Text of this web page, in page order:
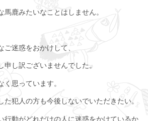
馬鹿みたいなことはしません。
ご迷惑をおかけして、
し訳ございませんでした。
思っています。
た犯人の方も今後しないでいただきたい。
行動がどれだけの人に迷惑をかけているか